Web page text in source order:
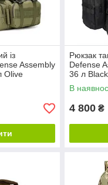
із
Assembly
Olive
Рюкзак
Defense
36 л Black
В
4 800 ₴